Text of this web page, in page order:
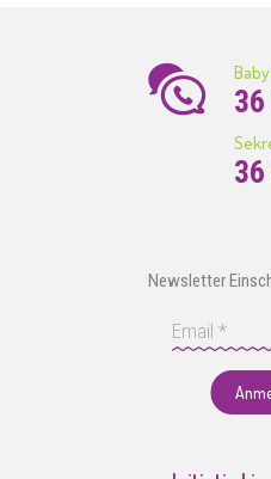
Newsletter